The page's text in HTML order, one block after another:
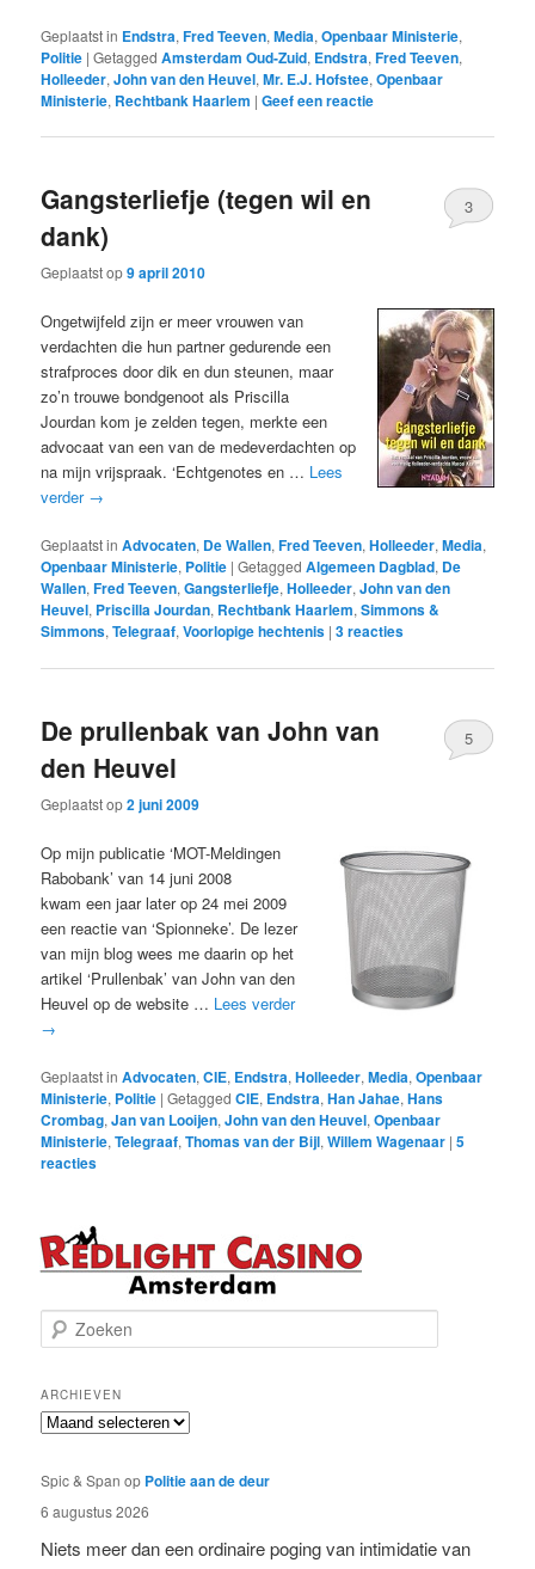
Geplaatst in Endstra,Fred Teeven,Media,Openbaar Ministerie,
Politie |Getagged Amsterdam Oud-Zuid, Endstra,Fred Teeven,
Holleeder,John van den Heuvel,Mr. E.J. Hofstee,Openbaar
Ministerie, Rechtbank Haarlem |Geef een reactie
Gangsterliefje (tegen wil en
dank)
Geplaatst op9 april 2010
3
Ongetwijfeld zijn er meer vrouwen van
verdachten die hun partner gedurende een
strafproces door dik en dun steunen, maar
zo’n trouwe bondgenoot als Priscilla
Jourdan kom je zelden tegen, merkte een
advocaat van een van de medeverdachten op
na mijn vrijspraak. ‘Echtgenotes en … Lees
verder →
Geplaatst in Advocaten, De Wallen,Fred Teeven,Holleeder,Media,
Openbaar Ministerie, Politie |Getagged Algemeen Dagblad, De
Wallen,Fred Teeven,Gangsterliefje,Holleeder,John van den
Heuvel, Priscilla Jourdan, Rechtbank Haarlem,Simmons &
Simmons,Telegraaf,Voorlopige hechtenis |3reacties
De prullenbak van John van
den Heuvel
Geplaatst op2 juni 2009
5
Op mijn publicatie ‘MOT-Meldingen
Rabobank’ van 14 juni 2008
kwam een jaar later op 24 mei 2009
een reactie van ‘Spionneke’. De lezer
van mijn blog wees me daarin op het
artikel ‘Prullenbak’ van John van den
Heuvel op de website … Lees verder
→
Geplaatst in Advocaten,CIE, Endstra,Holleeder,Media,Openbaar
Ministerie, Politie |Getagged CIE, Endstra,Han Jahae,Hans
Crombag,Jan van Looijen,John van den Heuvel,Openbaar
Ministerie,Telegraaf,Thomas van der Bijl,Willem Wagenaar |5
reacties
o
k
e
n
ARCHIEVEN
Archieven
Spic & Span op Politie aan de deur
6 augustus 2026
Niets meer dan een ordinaire poging van intimidatie van